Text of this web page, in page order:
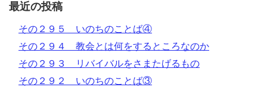
最近の投稿
その２９５ いのちのことば④
その２９４ 教会とは何をするところなのか
その２９３ リバイバルをさまたげるもの
その２９２ いのちのことば③